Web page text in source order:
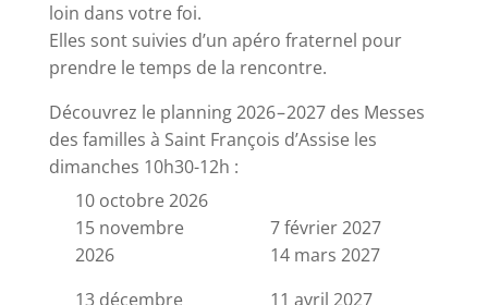
loin dans votre foi.
Elles sont sui­vies d’un apé­ro fra­ter­nel pour
prendre le temps de la ren­contre.
Décou­vrez le plan­ning 2026 – 2027 des Messes
des familles à Saint Fran­çois d’As­sise les
dimanches 10h30-12h :
10 octobre 2026
15 novembre
2026
13 décembre
7 février 2027
14 mars 2027
11 avril 2027